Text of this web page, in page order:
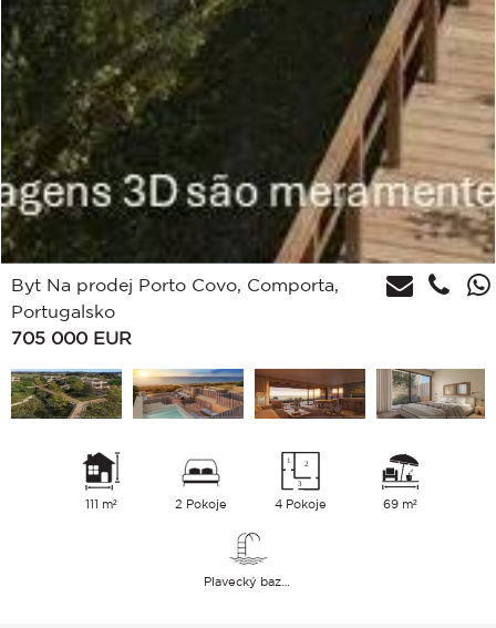
Byt Na prodej Porto Covo, Comporta,
Portugalsko
705 000 EUR
111 m² 2 Pokoje 4 Pokoje 69 m²